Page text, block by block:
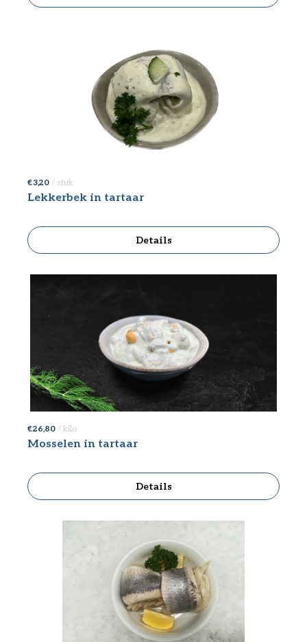
€ 3,20 / stuk
Lekkerbek in tartaar
Details
€ 26,80 / kilo
Mosselen in tartaar
Details